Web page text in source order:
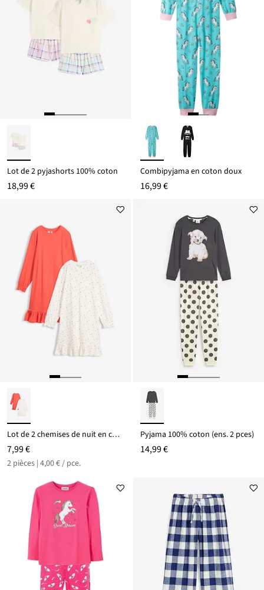
Lot de 2 pyjashorts 100% coton
18,99 €
Combipyjama en coton doux
16,99 €
Lot de 2 chemises de nuit en coton doux
7,99 €
2 pièces | 4,00 € / pce.
Pyjama 100% coton (ens. 2 pces)
14,99 €